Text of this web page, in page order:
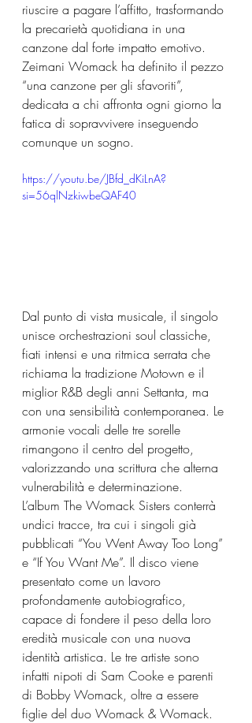
riuscire a pagare l’affitto, trasformando
la precarietà quotidiana in una
canzone dal forte impatto emotivo.
Zeimani Womack ha definito il pezzo
“una canzone per gli sfavoriti”,
dedicata a chi affronta ogni giorno la
fatica di sopravvivere inseguendo
comunque un sogno.
https://youtu.be/JBfd_dKiLnA?
si=56qlNzkiwbeQAF40
Dal punto di vista musicale, il singolo
unisce orchestrazioni soul classiche,
fiati intensi e una ritmica serrata che
richiama la tradizione Motown e il
miglior R&B degli anni Settanta, ma
con una sensibilità contemporanea. Le
armonie vocali delle tre sorelle
rimangono il centro del progetto,
valorizzando una scrittura che alterna
vulnerabilità e determinazione.
L’album The Womack Sisters conterrà
undici tracce, tra cui i singoli già
pubblicati “You Went Away Too Long”
e “If You Want Me”. Il disco viene
presentato come un lavoro
profondamente autobiografico,
capace di fondere il peso della loro
eredità musicale con una nuova
identità artistica. Le tre artiste sono
infatti nipoti di Sam Cooke e parenti
di Bobby Womack, oltre a essere
figlie del duo Womack & Womack.